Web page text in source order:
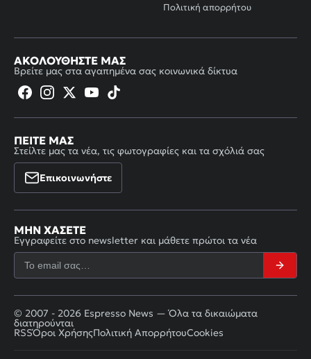
Πολιτική απορρήτου
ΑΚΟΛΟΥΘΉΣΤΕ ΜΑΣ
Βρείτε μας στα αγαπημένα σας κοινωνικά δίκτυα
ΠΕΊΤΕ ΜΑΣ
Στείλτε μας τα νέα, τις φωτογραφίες και τα σχόλιά σας
Επικοινωνήστε
ΜΗΝ ΧΆΣΕΤΕ
Εγγραφείτε στο newsletter και μάθετε πρώτοι τα νέα
© 2007 - 2026 Espresso News — Όλα τα δικαιώματα
διατηρούνται
RSSΌροι ΧρήσηςΠολιτική ΑπορρήτουCookies